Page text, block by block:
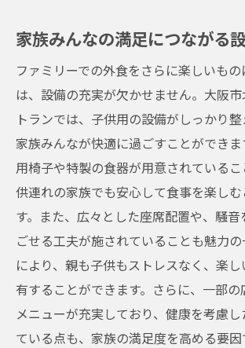
家族みんなの満足につながる
ファミリーでの外食をさらに楽しいも
は、設備の充実が欠かせません。大阪
トランでは、子供用の設備がしっかり整
家族みんなが快適に過ごすことができ
用椅子や特製の食器が用意されている
供連れの家族でも安心して食事を楽し
す。また、広々とした座席配置や、騒
ごせる工夫が施されていることも魅力
により、親も子供もストレスなく、楽
有することができます。さらに、一部
メニューが充実しており、健康を考慮
ている点も、家族の満足度を高める要